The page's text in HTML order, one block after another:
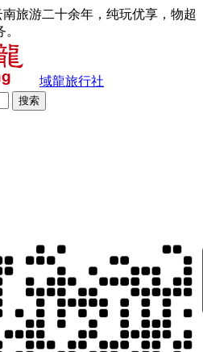
旅游二十余年，纯玩优享，物超
域龍旅行社
搜索